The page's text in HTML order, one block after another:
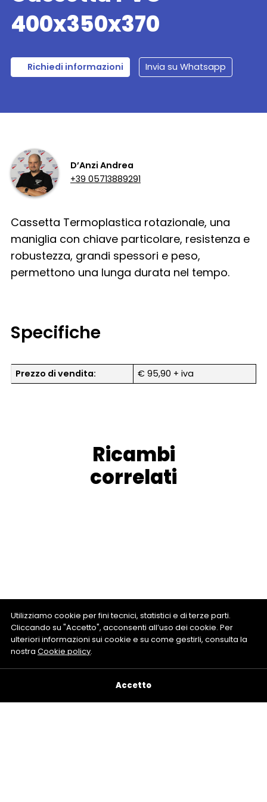
400x350x370
Richiedi informazioni Invia su Whatsapp
D’Anzi Andrea
+39 05713889291
Cassetta Termoplastica rotazionale, una
maniglia con chiave particolare, resistenza e
robustezza, grandi spessori e peso,
permettono una lunga durata nel tempo.
Specifiche
Prezzo di vendita: € 95,90 + iva
Ricambi
correlati
Utilizziamo cookie per fini tecnici, statistici e di terze parti.
Cliccando su "Accetto", acconsenti all’uso dei cookie. Per
ulteriori informazioni sui cookie e su come gestirli, consulta la
nostra Cookie policy.
Accetto